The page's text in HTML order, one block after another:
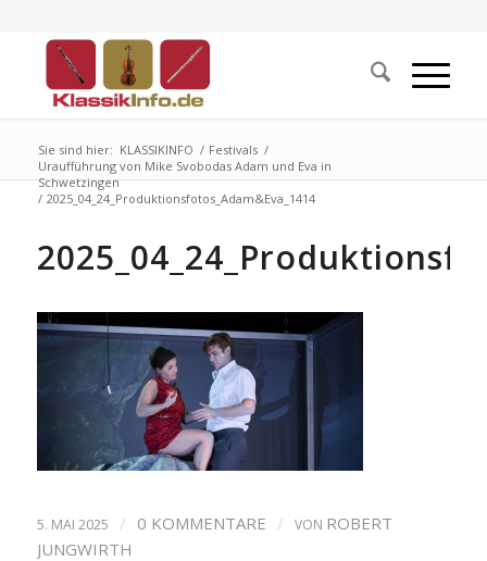
Sie sind hier: KLASSIKINFO / Festivals /
Uraufführung von Mike Svobodas Adam und Eva in
Schwetzingen
/ 2025_04_24_Produktionsfotos_Adam&Eva_1414
5. MAI 2025 / 0 KOMMENTARE / VON ROBERT
JUNGWIRTH